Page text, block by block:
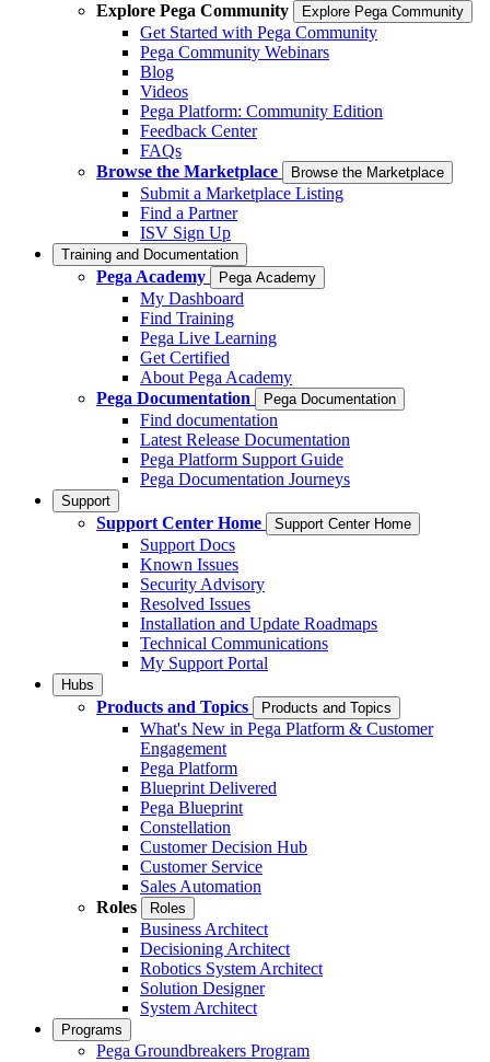
Explore Pega Community
Explore Pega Community
Get Started with Pega Community
Pega Community Webinars
Blog
Videos
Pega Platform: Community Edition
Feedback Center
FAQs
Browse the Marketplace
Browse the Marketplace
Submit a Marketplace Listing
Find a Partner
ISV Sign Up
Training and Documentation
Pega Academy Pega Academy
My Dashboard
Find Training
Pega Live Learning
Get Certified
About Pega Academy
Pega Documentation
Pega Documentation
Find documentation
Latest Release Documentation
Pega Platform Support Guide
Pega Documentation Journeys
Support
Support Center Home Support Center Home
Support Docs
Known Issues
Security Advisory
Resolved Issues
Installation and Update Roadmaps
Technical Communications
My Support Portal
Hubs
Products and Topics Products and Topics
What's New in Pega Platform & Customer
Engagement
Pega Platform
Blueprint Delivered
Pega Blueprint
Constellation
Customer Decision Hub
Customer Service
Sales Automation
Roles
Roles
Business Architect
Decisioning Architect
Robotics System Architect
Solution Designer
System Architect
Programs
Pega Groundbreakers Program